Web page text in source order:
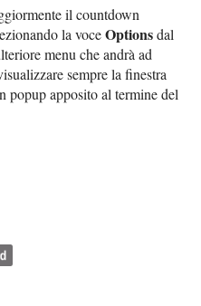
il countdown
la voceOptionsdal
menu che andrà ad
sempre la finestra
popup apposito al termine del